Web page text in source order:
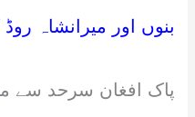
بنوں اور میرانشاہ
پاک افغان سرحد سے